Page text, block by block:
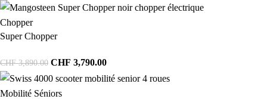
Chopper
Super Chopper
CHF3,890.00 CHF 3,790.00
Mobilité Séniors